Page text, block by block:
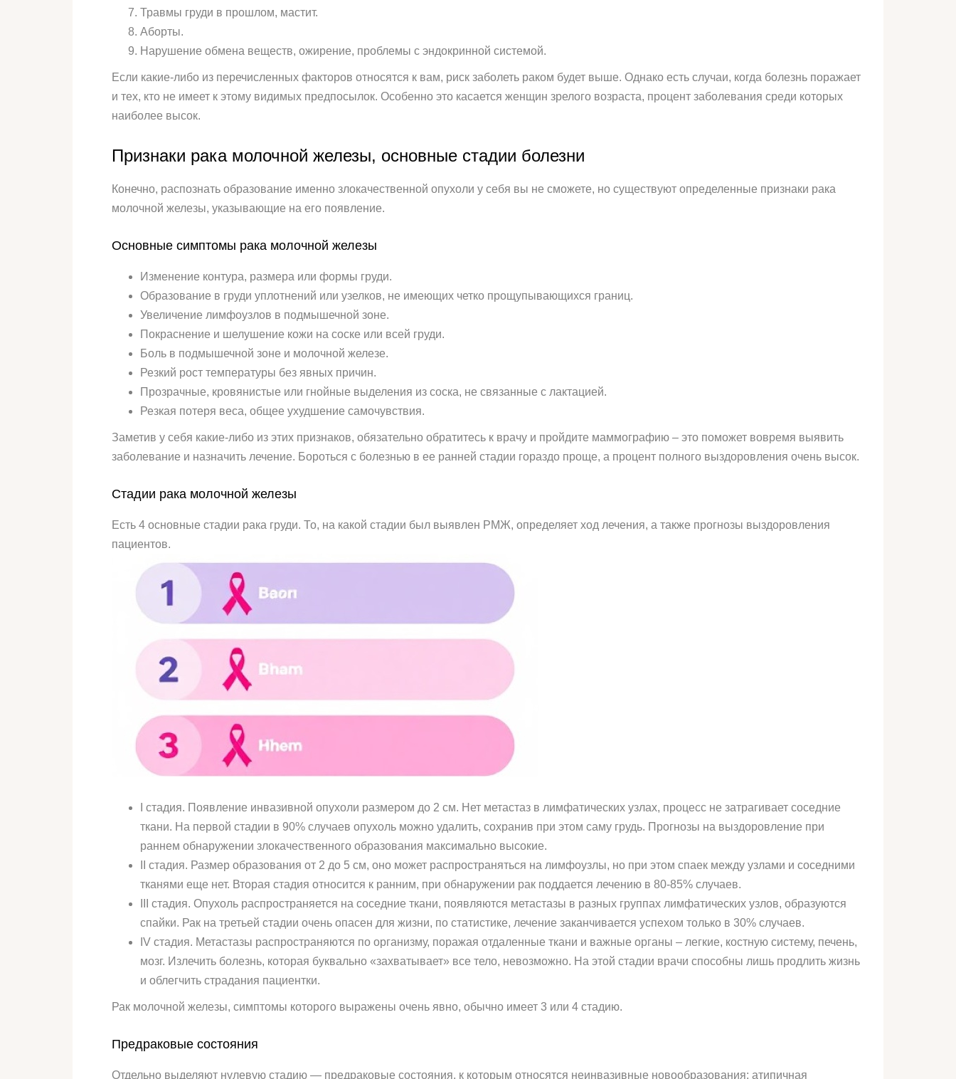
Травмы груди в прошлом, мастит.
Аборты.
Нарушение обмена веществ, ожирение, проблемы с эндокринной системой.
Если какие-либо из перечисленных факторов относятся к вам, риск заболеть раком будет выше. Однако есть случаи, когда болезнь поражает
и тех, кто не имеет к этому видимых предпосылок. Особенно это касается женщин зрелого возраста, процент заболевания среди которых
наиболее высок.
Признаки рака молочной железы, основные стадии болезни
Конечно, распознать образование именно злокачественной опухоли у себя вы не сможете, но существуют определенные признаки рака
молочной железы, указывающие на его появление.
Основные симптомы рака молочной железы
Изменение контура, размера или формы груди.
Образование в груди уплотнений или узелков, не имеющих четко прощупывающихся границ.
Увеличение лимфоузлов в подмышечной зоне.
Покраснение и шелушение кожи на соске или всей груди.
Боль в подмышечной зоне и молочной железе.
Резкий рост температуры без явных причин.
Прозрачные, кровянистые или гнойные выделения из соска, не связанные с лактацией.
Резкая потеря веса, общее ухудшение самочувствия.
Заметив у себя какие-либо из этих признаков, обязательно обратитесь к врачу и пройдите маммографию – это поможет вовремя выявить
заболевание и назначить лечение. Бороться с болезнью в ее ранней стадии гораздо проще, а процент полного выздоровления очень высок.
Стадии рака молочной железы
Есть 4 основные стадии рака груди. То, на какой стадии был выявлен РМЖ, определяет ход лечения, а также прогнозы выздоровления
пациентов.
I стадия. Появление инвазивной опухоли размером до 2 см. Нет метастаз в лимфатических узлах, процесс не затрагивает соседние
ткани. На первой стадии в 90% случаев опухоль можно удалить, сохранив при этом саму грудь. Прогнозы на выздоровление при
раннем обнаружении злокачественного образования максимально высокие.
II стадия. Размер образования от 2 до 5 см, оно может распространяться на лимфоузлы, но при этом спаек между узлами и соседними
тканями еще нет. Вторая стадия относится к ранним, при обнаружении рак поддается лечению в 80-85% случаев.
III стадия. Опухоль распространяется на соседние ткани, появляются метастазы в разных группах лимфатических узлов, образуются
спайки. Рак на третьей стадии очень опасен для жизни, по статистике, лечение заканчивается успехом только в 30% случаев.
IV стадия. Метастазы распространяются по организму, поражая отдаленные ткани и важные органы – легкие, костную систему, печень,
мозг. Излечить болезнь, которая буквально «захватывает» все тело, невозможно. На этой стадии врачи способны лишь продлить жизнь
и облегчить страдания пациентки.
Рак молочной железы, симптомы которого выражены очень явно, обычно имеет 3 или 4 стадию.
Предраковые состояния
Отдельно выделяют нулевую стадию — предраковые состояния, к которым относятся неинвазивные новообразования: атипичная